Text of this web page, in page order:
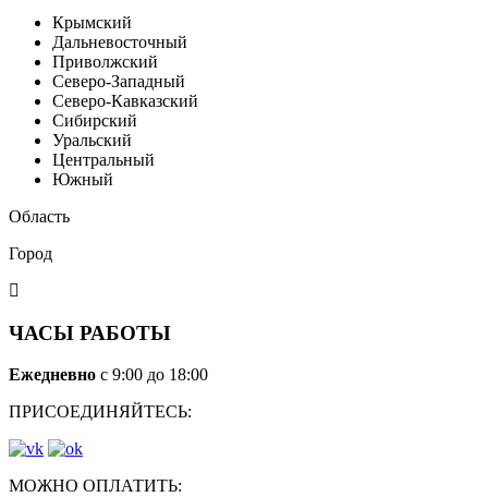
Крымский
Дальневосточный
Приволжский
Северо-Западный
Северо-Кавказский
Сибирский
Уральский
Центральный
Южный
Область
Город
ЧАСЫ РАБОТЫ
Ежедневно с 9:00 до 18:00
ПРИСОЕДИНЯЙТЕСЬ:
МОЖНО ОПЛАТИТЬ: